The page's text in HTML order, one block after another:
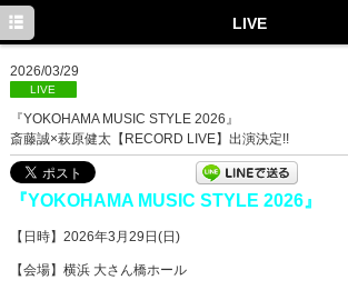
LIVE
2026/03/29
LIVE
『YOKOHAMA MUSIC STYLE 2026』
斎藤誠×萩原健太【RECORD LIVE】出演決定!!
『YOKOHAMA MUSIC STYLE 2026』
【日時】2026年3月29日(日)
【会場】横浜 大さん橋ホール
INFORMATION
LIVE
PROFILE
DISCOGRAPHY
Facebook